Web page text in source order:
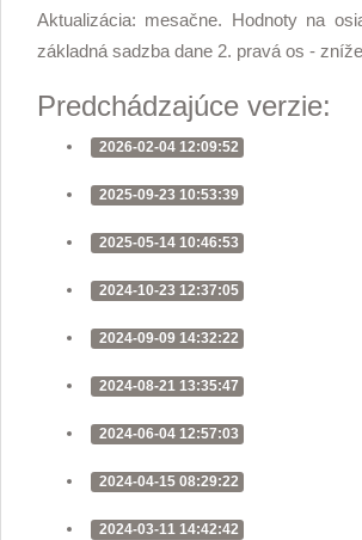
Aktualizácia: mesačne. Hodnoty na
základná sadzba dane 2. pravá os -
Predchádzajúce verzie:
2026-02-04 12:09:52
2025-09-23 10:53:39
2025-05-14 10:46:53
2024-10-23 12:37:05
2024-09-09 14:32:22
2024-08-21 13:35:47
2024-06-04 12:57:03
2024-04-15 08:29:22
2024-03-11 14:42:42